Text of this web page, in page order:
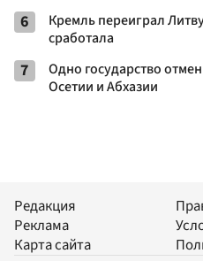
6
Кремль переиграл
сработала
7
Одно государство
Осетии и Абхазии
Редакция
Реклама
Карта сайта